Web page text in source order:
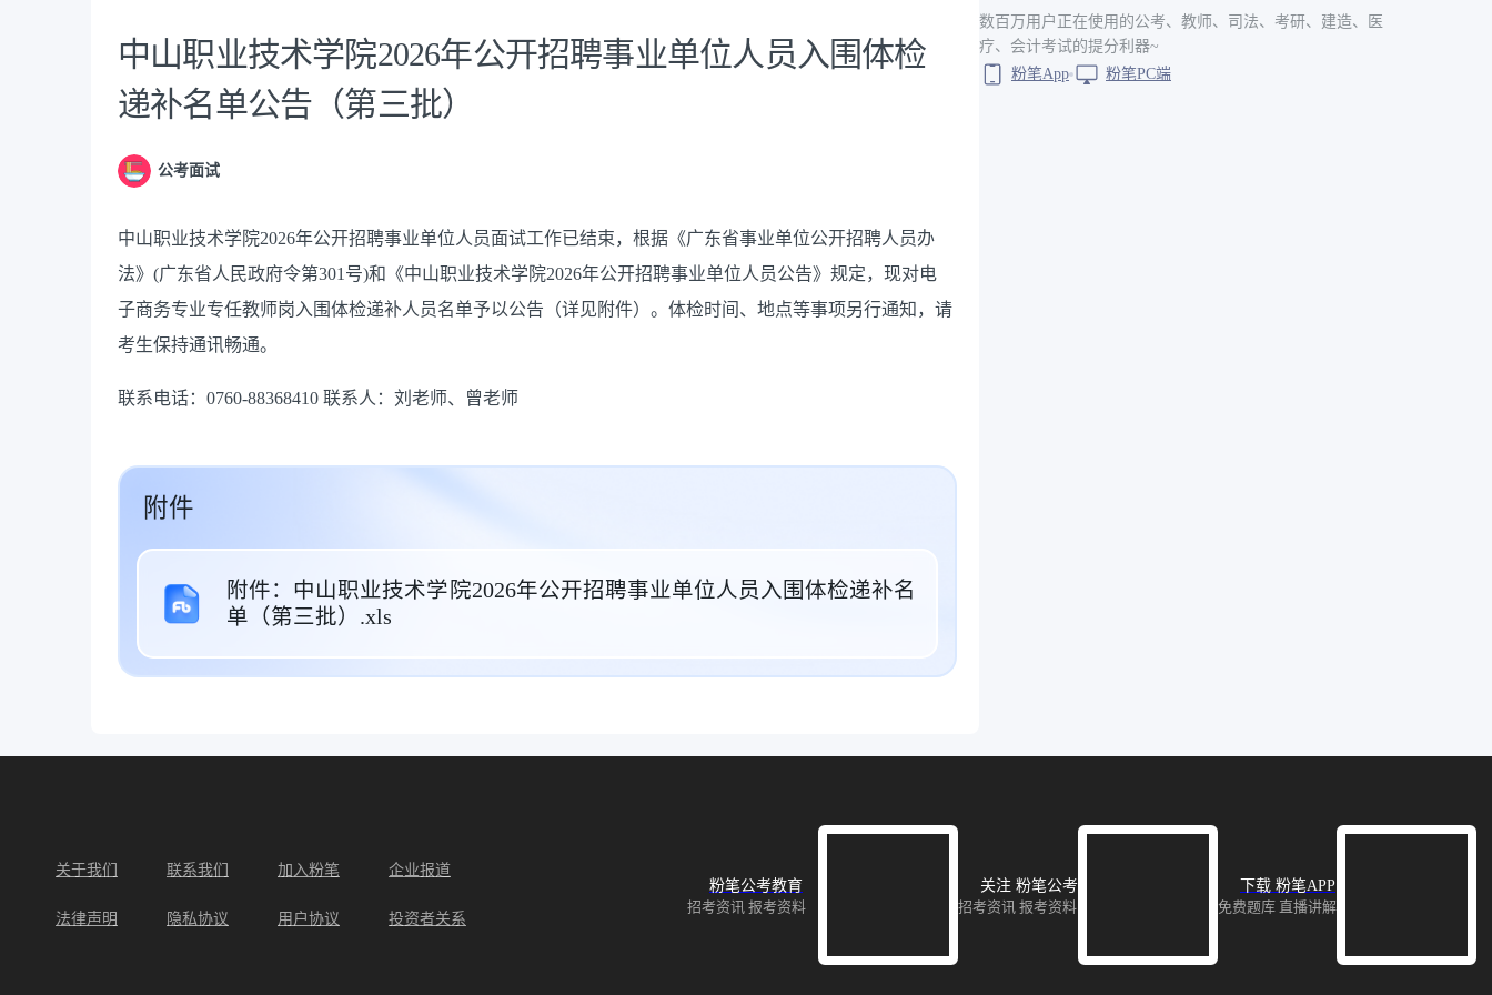
中山职业技术学院2026年公开招聘事业单位人员入围体检
递补名单公告（第三批）
公考面试
中山职业技术学院2026年公开招聘事业单位人员面试工作已结束，根据《广东省事业单位公开招聘人员办
法》(广东省人民政府令第301号)和《中山职业技术学院2026年公开招聘事业单位人员公告》规定，现对电
子商务专业专任教师岗入围体检递补人员名单予以公告（详见附件）。体检时间、地点等事项另行通知，请
考生保持通讯畅通。
联系电话：0760-88368410 联系人：刘老师、曾老师
附件
附件：中山职业技术学院2026年公开招聘事业单位人员入围体检递补名
单（第三批）.xls
数百万用户正在使用的公考、教师、司法、考研、建造、医
疗、会计考试的提分利器~
粉笔App
粉笔PC端
关于我们 联系我们 加入粉笔 企业报道
法律声明 隐私协议 用户协议 投资者关系
粉笔公考教育
招考资讯 报考资料
关注 粉笔公考
招考资讯 报考资料
下载 粉笔APP
免费题库 直播讲解